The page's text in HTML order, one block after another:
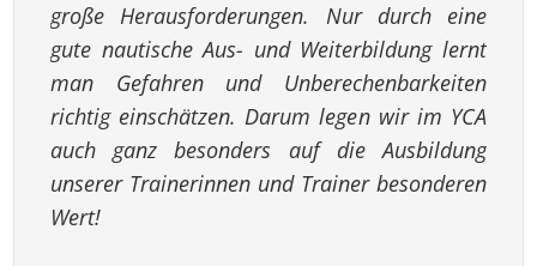
große Herausforderungen. Nur durch eine
gute nautische Aus- und Weiterbildung lernt
man Gefahren und Unberechenbarkeiten
richtig einschätzen. Darum legen wir im YCA
auch ganz besonders auf die Ausbildung
unserer Trainerinnen und Trainer besonderen
Wert!